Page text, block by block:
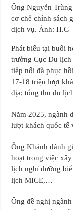
Ông Nguyễn
cơ chế chính sách
dịch vụ. Ảnh: H.G
Phát biểu tại buổi
trưởng Cục Du
tiếp nối đà phục
17-18 triệu lượt
địa; tổng thu du
Năm 2025, ngành
lượt khách quốc tế
Ông Khánh đánh
hoạt trong việc
lịch nghỉ dưỡng
lịch MICE,…
Ông đề nghị